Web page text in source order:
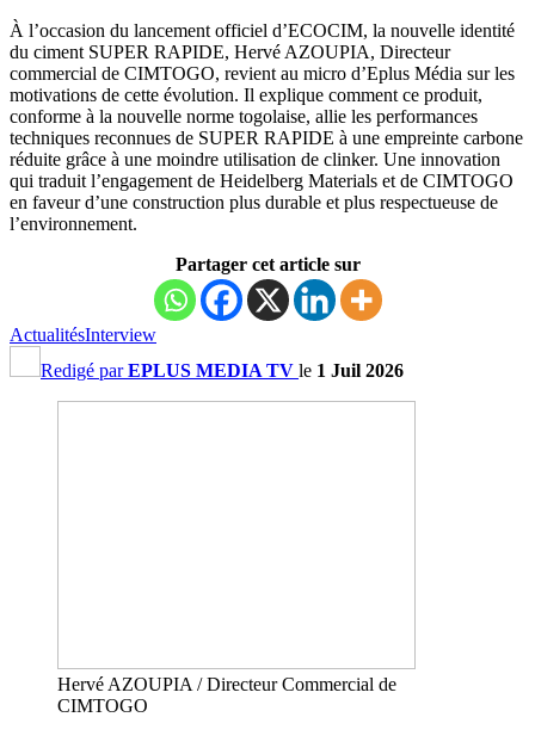
À l’occasion du lancement officiel d’ECOCIM, la nouvelle identité
du ciment SUPER RAPIDE, Hervé AZOUPIA, Directeur
commercial de CIMTOGO, revient au micro d’Eplus Média sur les
motivations de cette évolution. Il explique comment ce produit,
conforme à la nouvelle norme togolaise, allie les performances
techniques reconnues de SUPER RAPIDE à une empreinte carbone
réduite grâce à une moindre utilisation de clinker. Une innovation
qui traduit l’engagement de Heidelberg Materials et de CIMTOGO
en faveur d’une construction plus durable et plus respectueuse de
l’environnement.
Partager cet article sur
ActualitésInterview
Redigé parEPLUS MEDIA TV le 1 Juil 2026
Hervé AZOUPIA / Directeur Commercial de
CIMTOGO